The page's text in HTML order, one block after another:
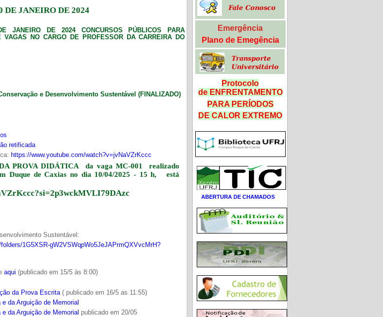
DE JANEIRO DE 2024
JANEIRO DE 2024 CONCURSOS PÚBLICOS PARA
VAGAS NO CARGO DE PROFESSOR DA CARREIRA DO
e Desenvolvimento Sustentável (FINALIZADO)
retificada
https://www.youtube.com/watch?v=jvNaVZrKccc
PROVA DIDÁTICA da vaga MC-001 realizado
Duque de Caxias no dia 10/04/2025 - 15 h, está
Sustentável:
1G5XSR-gW2VSWqpWo5JeJAPrmQXVvcMrH?
aqui (publicado em 15/5 às 8:00)
da Prova Escrita( publicado em 16/5 as 11:55)
da Arguição de Memorial
da Arguição de Memorial publicado em 20/05
Emergência
Plano de Emegência
Protocolo
de ENFRENTAMENTO
PARA PERÍODOS
DE CALOR EXTREMO
ABERTURA DE CHAMADOS